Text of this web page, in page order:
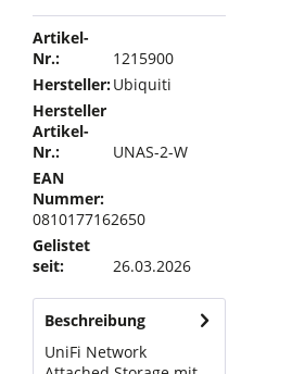
Artikel-
Nr.:
1215900
Hersteller:Ubiquiti
Hersteller
Artikel-
Nr.:
UNAS-2-W
EAN
Nummer:
0810177162650
Gelistet
seit:
26.03.2026
Beschreibung
UniFi Network